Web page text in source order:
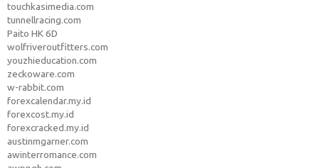
touchkasimedia.com
tunnellracing.com
Paito HK 6D
wolfriveroutfitters.com
youzhieducation.com
zeckoware.com
w-rabbit.com
forexcalendar.my.id
forexcost.my.id
forexcracked.my.id
austinmgarner.com
awinterromance.com